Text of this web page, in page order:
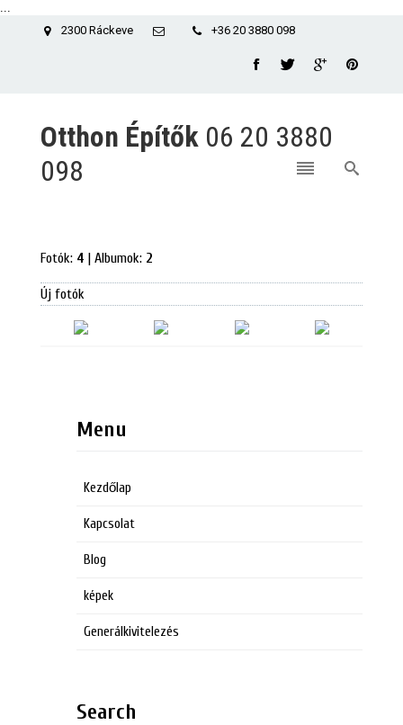
2300 Ráckeve +36 20 3880 098
Otthon Építők06 20 3880
098
Fotók: 4 | Albumok: 2
Új fotók
Menu
Kezdőlap
Kapcsolat
Blog
képek
Generálkivitelezés
Search